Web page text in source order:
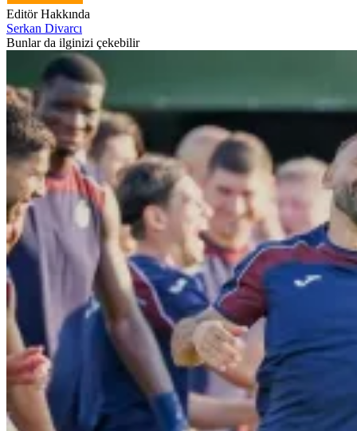
Editör Hakkında
Serkan Divarcı
Bunlar da ilginizi çekebilir